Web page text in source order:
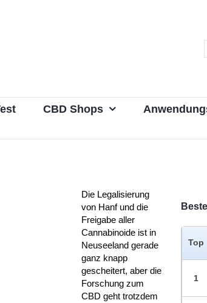
CBD Shops
Die Legalisierung
von Hanf und die
Freigabe aller
Cannabinoide ist in
Neuseeland gerade
ganz knapp
gescheitert, aber die
Forschung zum
CBD geht trotzdem
Top
1